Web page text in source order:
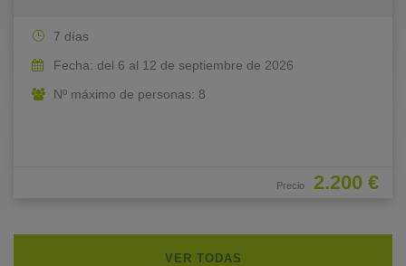
Precio 2.200 €
7 días
Fecha: del 6 al 12 de septiembre de 2026
Nº máximo de personas: 8
VER TODAS